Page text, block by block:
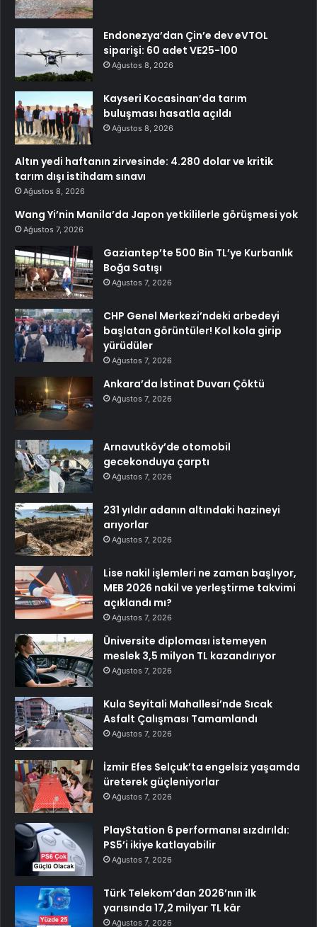
Endonezya’dan Çin’e dev eVTOL
siparişi: 60 adet VE25-100
Ağustos 8, 2026
Kayseri Kocasinan’da tarım
buluşması hasatla açıldı
Ağustos 8, 2026
Altın yedi haftanın zirvesinde: 4.280 dolar ve kritik
tarım dışı istihdam sınavı
Ağustos 8, 2026
Wang Yi’nin Manila’da Japon yetkililerle görüşmesi yok
Ağustos 7, 2026
Gaziantep’te 500 Bin TL’ye Kurbanlık
Boğa Satışı
Ağustos 7, 2026
CHP Genel Merkezi’ndeki arbedeyi
başlatan görüntüler! Kol kola girip
yürüdüler
Ağustos 7, 2026
Ankara’da İstinat Duvarı Çöktü
Ağustos 7, 2026
Arnavutköy’de otomobil
gecekonduya çarptı
Ağustos 7, 2026
231 yıldır adanın altındaki hazineyi
arıyorlar
Ağustos 7, 2026
Lise nakil işlemleri ne zaman başlıyor,
MEB 2026 nakil ve yerleştirme takvimi
açıklandı mı?
Ağustos 7, 2026
Üniversite diploması istemeyen
meslek 3,5 milyon TL kazandırıyor
Ağustos 7, 2026
Kula Seyitali Mahallesi’nde Sıcak
Asfalt Çalışması Tamamlandı
Ağustos 7, 2026
İzmir Efes Selçuk’ta engelsiz yaşamda
üreterek güçleniyorlar
Ağustos 7, 2026
PlayStation 6 performansı sızdırıldı:
PS5’i ikiye katlayabilir
Ağustos 7, 2026
Türk Telekom’dan 2026’nın ilk
yarısında 17,2 milyar TL kâr
Ağustos 7, 2026